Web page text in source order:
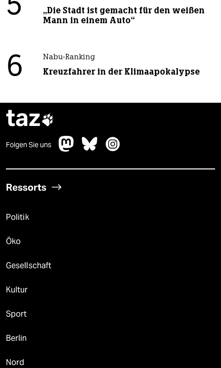
5
„Die Stadt ist gemacht für den weißen
Mann in einem Auto“
6 Nabu-Ranking
Kreuzfahrer in der Klimaapokalypse
taz
Folgen Sie uns
Ressorts
Politik
Öko
Gesellschaft
Kultur
Sport
Berlin
Nord